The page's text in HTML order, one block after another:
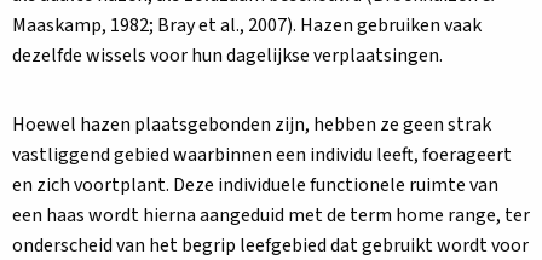
Maaskamp, 1982; Bray et al., 2007). Hazen gebruiken vaak
dezelfde wissels voor hun dagelijkse verplaatsingen.
Hoewel hazen plaatsgebonden zijn, hebben ze geen strak
vastliggend gebied waarbinnen een individu leeft, foerageert
en zich voortplant. Deze individuele functionele ruimte van
een haas wordt hierna aangeduid met de term home range, ter
onderscheid van het begrip leefgebied dat gebruikt wordt voor